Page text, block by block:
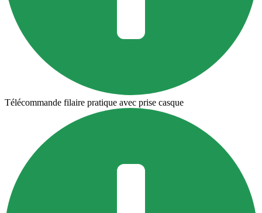
Télécommande filaire pratique avec prise casque